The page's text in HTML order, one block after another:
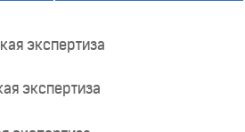
экспертиза
экспертиза